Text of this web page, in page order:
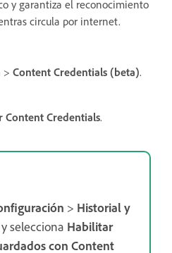
y garantiza el reconocimiento
circula por internet.
> Content Credentials (beta).
Content Credentials.
> Historial y
y selecciona Habilitar
con Content